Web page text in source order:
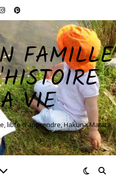
FAMILLE
VIE
libre d'apprendre, Hakuna Matata